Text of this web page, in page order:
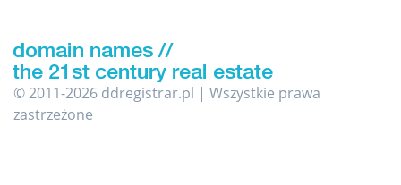
© 2011-2026 ddregistrar.pl | Wszystkie prawa
zastrzeżone